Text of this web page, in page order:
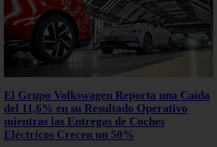
El Grupo Volkswagen Reporta una Caída
del 11,6% en su Resultado Operativo
mientras las Entregas de Coches
Eléctricos Crecen un 50%